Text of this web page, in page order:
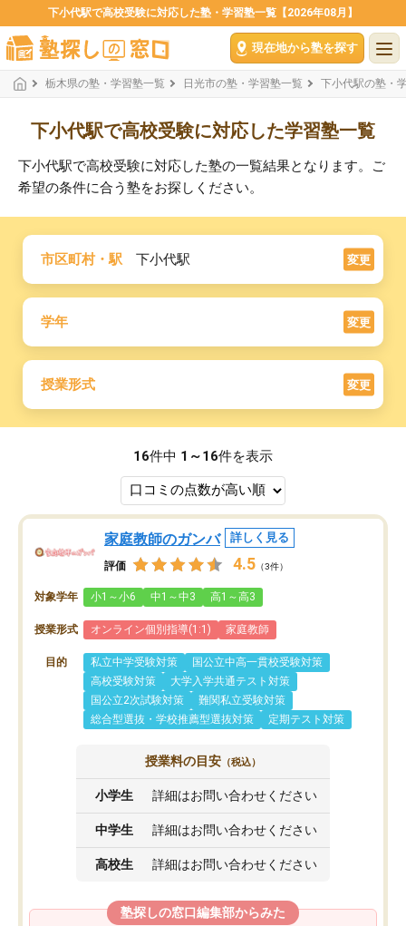
下小代駅で高校受験に対応した塾・学習塾一覧【2026年08月】
現在地から塾を探す
栃木県の塾・学習塾一覧 日光市の塾・学習塾一覧 下小代駅の塾・
下小代駅で高校受験に対応した学習塾一覧
下小代駅で高校受験に対応した塾の一覧結果となります。ご
希望の条件に合う塾をお探しください。
市区町村・駅 下小代駅 変更
学年 変更
授業形式 変更
16件中 1～16件を表示
家庭教師のガンバ 詳しく見る
評価 4.5 （3件）
対象学年 小1～小6 中1～中3 高1～高3
授業形式 オンライン個別指導(1:1) 家庭教師
目的 私立中学受験対策
国公立中高一貫校受験対策
高校受験対策
大学入学共通テスト対策
国公立2次試験対策
難関私立受験対策
総合型選抜・学校推薦型選抜対策
定期テスト対策
授業料の目安 （税込）
小学生 詳細はお問い合わせください
中学生 詳細はお問い合わせください
高校生 詳細はお問い合わせください
塾探しの窓口編集部からみた